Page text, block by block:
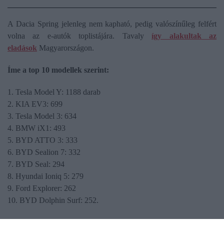
A Dacia Spring jelenleg nem kapható, pedig valószínűleg felfért
volna az e-autók toplistájára. Tavaly így alakultak az
eladások Magyarországon.
Íme a top 10 modellek szerint:
1. Tesla Model Y: 1188 darab
2. KIA EV3: 699
3. Tesla Model 3: 634
4. BMW iX1: 493
5. BYD ATTO 3: 333
6. BYD Sealion 7: 332
7. BYD Seal: 294
8. Hyundai Ioniq 5: 279
9. Ford Explorer: 262
10. BYD Dolphin Surf: 252.